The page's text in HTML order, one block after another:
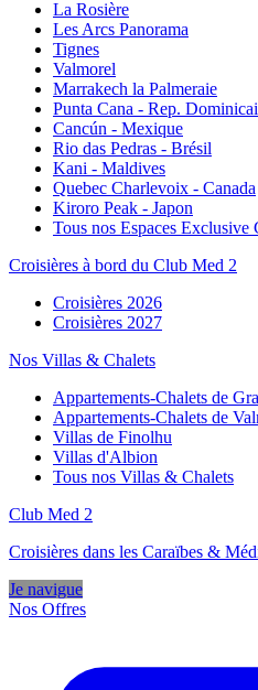
La Rosière
Les Arcs Panorama
Tignes
Valmorel
Marrakech la Palmeraie
Punta Cana - Rep.
Cancún - Mexique
Rio das Pedras - Brésil
Kani - Maldives
Quebec Charlevoix - Canada
Kiroro Peak - Japon
Tous nos Espaces Exclusive
Croisières à bord du Club Med 2
Croisières 2026
Croisières 2027
Nos Villas & Chalets
Appartements-Chalets de
Appartements-Chalets de
Villas de Finolhu
Villas d'Albion
Tous nos Villas & Chalets
Club Med 2
Croisières dans les Caraïbes &
Je navigue
Nos Offres